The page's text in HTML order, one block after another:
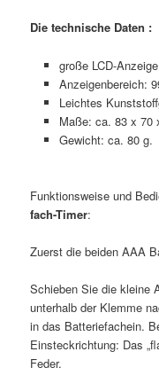
Die technische Daten :
große LCD-
Anzeigenbereich:
Leichtes
Maße: ca. 83 x 70
Gewicht: ca. 80 g.
Funktionsweise und
fach-Timer:
Zuerst die beiden AAA
Schieben Sie die kleine
unterhalb der Klemme
in das Batteriefachein.
Einsteckrichtung: Das
Feder.